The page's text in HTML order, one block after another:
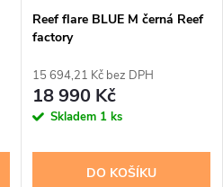
Reef flare BLUE M černá Reef
factory
15 694,21 Kč bez DPH
18 990 Kč
Skladem 1 ks
DO KOŠÍKU